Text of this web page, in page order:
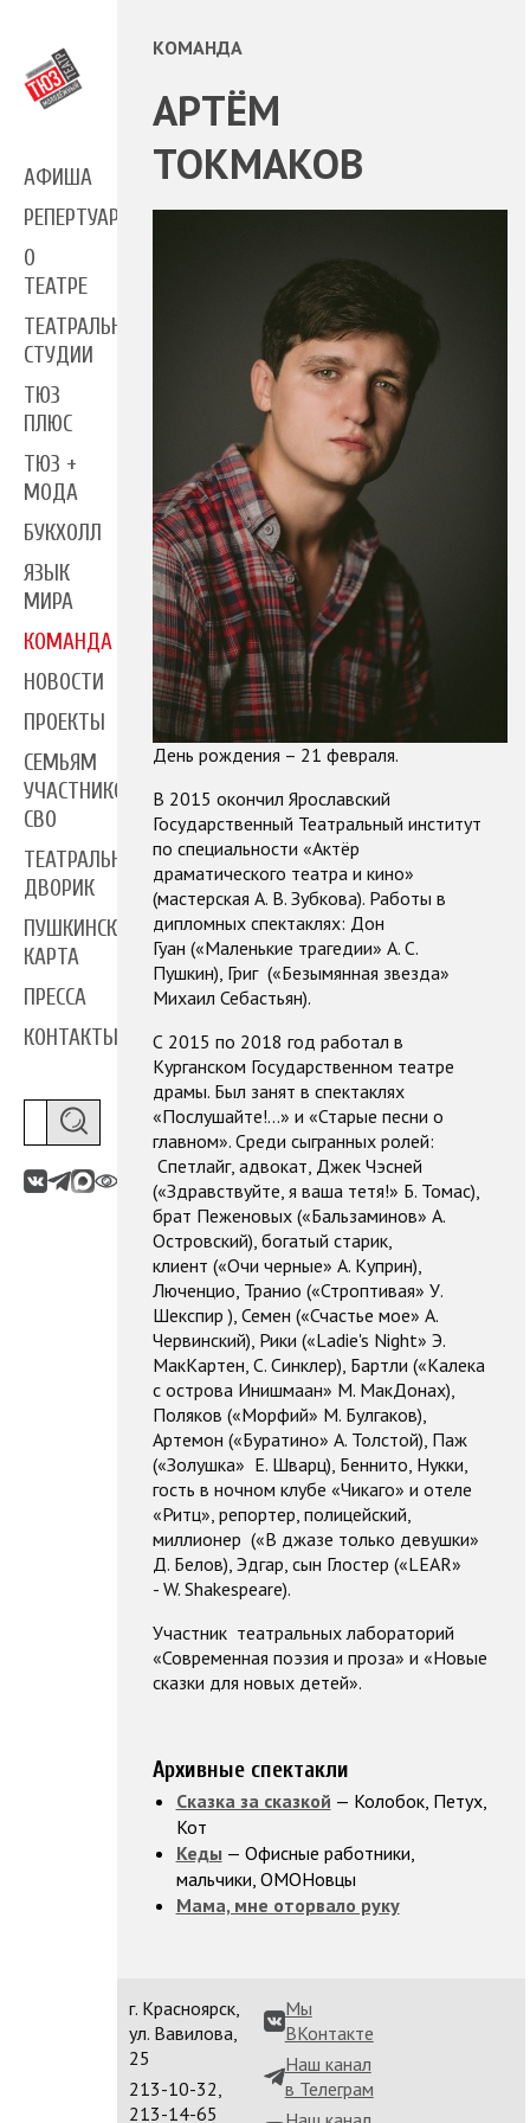
АФИША
РЕПЕРТУАР
О
ТЕАТРЕ
ТЕАТРАЛЬНЫЕ
СТУДИИ
ТЮЗ
ПЛЮС
ТЮЗ +
МОДА
БУКХОЛЛ
ЯЗЫК
МИРА
КОМАНДА
НОВОСТИ
ПРОЕКТЫ
СЕМЬЯМ
УЧАСТНИКОВ
СВО
ТЕАТРАЛЬНЫЙ
ДВОРИК
ПУШКИНСКАЯ
КАРТА
ПРЕССА
КОНТАКТЫ
КОМАНДА
АРТЁМ
ТОКМАКОВ
День рождения – 21 февраля.
В 2015 окончил Ярославский
Государственный Театральный институт
по специальности «Актёр
драматического театра и кино»
(мастерская А. В. Зубкова). Работы в
дипломных спектаклях: Дон
Гуан («Маленькие трагедии» А. С.
Пушкин), Григ («Безымянная звезда»
Михаил Себастьян).
С 2015 по 2018 год работал в
Курганском Государственном театре
драмы. Был занят в спектаклях
«Послушайте!...» и «Старые песни о
главном». Среди сыгранных ролей:
Спетлайг, адвокат, Джек Чэсней
(«Здравствуйте, я ваша тетя!» Б. Томас),
брат Пеженовых («Бальзаминов» А.
Островский), богатый старик,
клиент («Очи черные» А. Куприн),
Люченцио, Транио («Строптивая» У.
Шекспир ), Семен («Счастье мое» А.
Червинский), Рики («Ladie's Night» Э.
МакКартен, С. Синклер), Бартли («Калека
с острова Инишмаан» М. МакДонах),
Поляков («Морфий» М. Булгаков),
Артемон («Буратино» А. Толстой), Паж
(«Золушка» Е. Шварц), Беннито, Нукки,
гость в ночном клубе «Чикаго» и отеле
«Ритц», репортер, полицейский,
миллионер («В джазе только девушки»
Д. Белов), Эдгар, сын Глостер («LEAR»
- W. Shakespeare).
Участник театральных лабораторий
«Современная поэзия и проза» и «Новые
сказки для новых детей».
Архивные спектакли
Сказка за сказкой — Колобок, Петух,
Кот
Кеды — Офисные работники,
мальчики, ОМОНовцы
Мама, мне оторвало руку
г. Красноярск,
ул. Вавилова,
25
213-10-32,
213-14-65
Мы
ВКонтакте
Наш канал
в Телеграм